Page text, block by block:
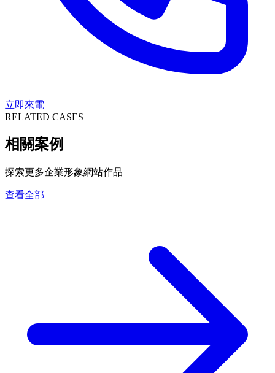
立即來電
RELATED CASES
相關案例
探索更多企業形象網站作品
查看全部